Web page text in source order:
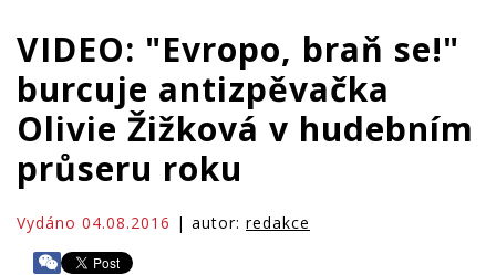
VIDEO: "Evropo, braň se!"
burcuje antizpěvačka
Olivie Žižková v hudebním
průseru roku
Vydáno 04.08.2016 | autor: redakce